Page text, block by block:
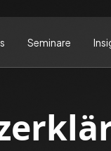
Seminare